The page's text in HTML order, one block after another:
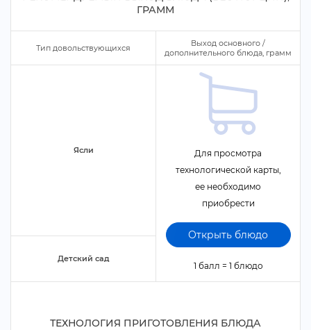
ГРАММ
Тип довольствующихся
ыход основного /
дополнительного блюда, грамм
Ясли
Для просмотра
технологической карты,
ее необходимо
приобрести
Открыть блюдо
1 балл = 1 блюдо
Детский сад
ТЕХНОЛОГИЯ ПРИГОТОВЛЕНИЯ БЛЮДА